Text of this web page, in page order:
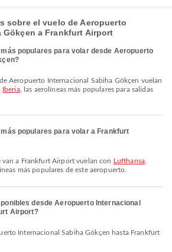
sobre el vuelo de Aeropuerto
Gökçen a Frankfurt Airport
populares para volar desde Aeropuerto
Iberia, las aerolíneas más populares para salidas
populares para volar a Frankfurt
van a Frankfurt Airport vuelan con Lufthansa,
más populares de este aeropuerto.
desde Aeropuerto Internacional
Airport?